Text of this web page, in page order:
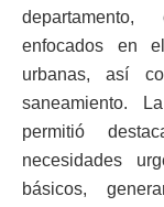
departamento,
enfocados en
urbanas, así
saneamiento.
permitió
necesidades
básicos,